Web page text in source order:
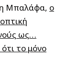
Μπαλάφα, ο
ως…
το μόνο